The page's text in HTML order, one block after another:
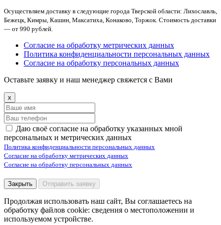
Осуществляем доставку в следующие города Тверской области: Лихославль,
Бежецк, Кимры, Кашин, Максатиха, Конаково, Торжок. Стоимость доставки
— от 990 рублей.
Согласие на обработку метрических данных
Политика конфиденциальности персональных данных
Согласие на обработку персональных данных
Оставьте заявку и наш менеджер свяжется с Вами
x
Даю своё согласие на обработку указанных мной
персональных и метрических данных
Политика конфиденциальности персональных данных
Согласие на обработку метрических данных
Согласие на обработку персональных данных
Закрыть Отправить заявку
Продолжая использовать наш сайт, Вы соглашаетесь на
обработку файлов cookie: сведения о местоположении и
используемом устройстве.